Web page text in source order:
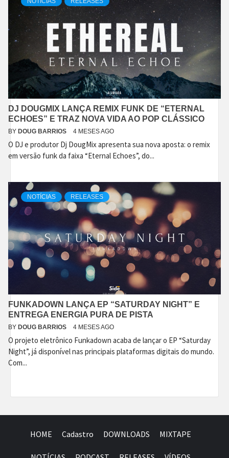
DJ DOUGMIX LANÇA REMIX FUNK DE “ETERNAL
ECHOES” E TRAZ NOVA VIDA AO POP CLÁSSICO
BY DOUG BARRIOS 4 MESES AGO
O DJ e produtor Dj DougMix apresenta sua nova aposta: o remix
em versão funk da faixa “Eternal Echoes”, do...
NOTÍCIAS RELEASES
FUNKADOWN LANÇA EP “SATURDAY NIGHT” E
ENTREGA ENERGIA PURA DE PISTA
BY DOUG BARRIOS 4 MESES AGO
O projeto eletrônico Funkadown acaba de lançar o EP “Saturday
Night”, já disponível nas principais plataformas digitais do mundo.
Com...
HOME Cadastro DOWNLOADS MIXTAPE